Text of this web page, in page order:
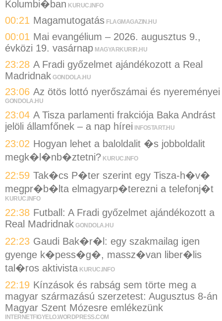
Kolumbi�ban KURUC.INFO
00:21 Magamutogatás FLAGMAGAZIN.HU
00:01 Mai evangélium – 2026. augusztus 9.,
évközi 19. vasárnap MAGYARKURIR.HU
23:28 A Fradi győzelmet ajándékozott a Real
Madridnak GONDOLA.HU
23:06 Az ötös lottó nyerőszámai és nyereményei
GONDOLA.HU
23:04 A Tisza parlamenti frakciója Baka Andrást
jelöli államfőnek – a nap hírei INFOSTART.HU
23:02 Hogyan lehet a baloldalit �s jobboldalit
megk�l�nb�ztetni? KURUC.INFO
22:59 Tak�cs P�ter szerint egy Tisza-h�v�
megpr�b�lta elmagyarp�terezni a telefonj�t
KURUC.INFO
22:38 Futball: A Fradi győzelmet ajándékozott a
Real Madridnak GONDOLA.HU
22:23 Gaudi Bak�r�l: egy szakmailag igen
gyenge k�pess�g�, massz�van liber�lis
tal�ros aktivista KURUC.INFO
22:19 Kínzások és rabság sem törte meg a
magyar származású szerzetest: Augusztus 8-án
Magyar Szent Mózesre emlékezünk
INTERNETFIGYELO.WORDPRESS.COM